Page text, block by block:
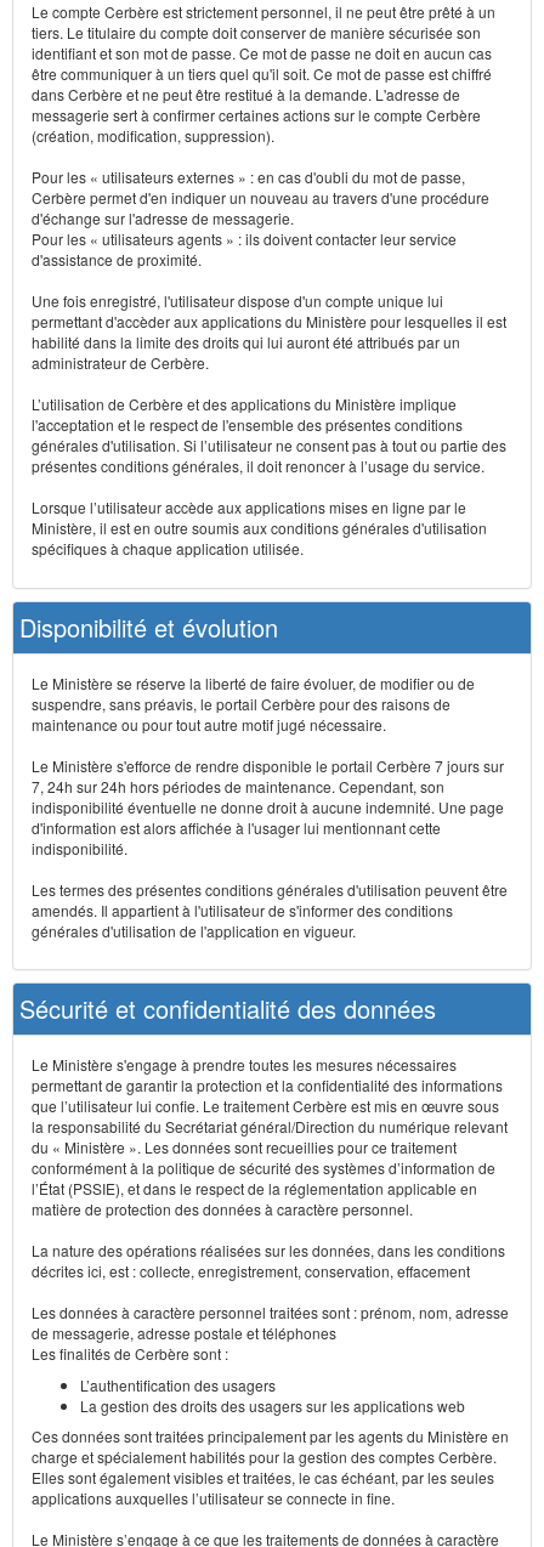
Le compte Cerbère est strictement personnel, il ne peut être prêté à un
tiers. Le titulaire du compte doit conserver de manière sécurisée son
identifiant et son mot de passe. Ce mot de passe ne doit en aucun cas
être communiquer à un tiers quel qu'il soit. Ce mot de passe est chiffré
dans Cerbère et ne peut être restitué à la demande. L'adresse de
messagerie sert à confirmer certaines actions sur le compte Cerbère
(création, modification, suppression).
Pour les « utilisateurs externes » : en cas d'oubli du mot de passe,
Cerbère permet d'en indiquer un nouveau au travers d'une procédure
d'échange sur l'adresse de messagerie.
Pour les « utilisateurs agents » : ils doivent contacter leur service
d'assistance de proximité.
Une fois enregistré, l'utilisateur dispose d'un compte unique lui
permettant d'accèder aux applications du Ministère pour lesquelles il est
habilité dans la limite des droits qui lui auront été attribués par un
administrateur de Cerbère.
L’utilisation de Cerbère et des applications du Ministère implique
l'acceptation et le respect de l'ensemble des présentes conditions
générales d'utilisation. Si l’utilisateur ne consent pas à tout ou partie des
présentes conditions générales, il doit renoncer à l’usage du service.
Lorsque l’utilisateur accède aux applications mises en ligne par le
Ministère, il est en outre soumis aux conditions générales d'utilisation
spécifiques à chaque application utilisée.
Disponibilité et évolution
Le Ministère se réserve la liberté de faire évoluer, de modifier ou de
suspendre, sans préavis, le portail Cerbère pour des raisons de
maintenance ou pour tout autre motif jugé nécessaire.
Le Ministère s'efforce de rendre disponible le portail Cerbère 7 jours sur
7, 24h sur 24h hors périodes de maintenance. Cependant, son
indisponibilité éventuelle ne donne droit à aucune indemnité. Une page
d'information est alors affichée à l'usager lui mentionnant cette
indisponibilité.
Les termes des présentes conditions générales d'utilisation peuvent être
amendés. Il appartient à l'utilisateur de s'informer des conditions
générales d'utilisation de l'application en vigueur.
Sécurité et confidentialité des données
Le Ministère s'engage à prendre toutes les mesures nécessaires
permettant de garantir la protection et la confidentialité des informations
que l’utilisateur lui confie. Le traitement Cerbère est mis en œuvre sous
la responsabilité du Secrétariat général/Direction du numérique relevant
du « Ministère ». Les données sont recueillies pour ce traitement
conformément à la politique de sécurité des systèmes d’information de
l’État (PSSIE), et dans le respect de la réglementation applicable en
matière de protection des données à caractère personnel.
La nature des opérations réalisées sur les données, dans les conditions
décrites ici, est : collecte, enregistrement, conservation, effacement
Les données à caractère personnel traitées sont : prénom, nom, adresse
de messagerie, adresse postale et téléphones
Les finalités de Cerbère sont :
L’authentification des usagers
La gestion des droits des usagers sur les applications web
Ces données sont traitées principalement par les agents du Ministère en
charge et spécialement habilités pour la gestion des comptes Cerbère.
Elles sont également visibles et traitées, le cas échéant, par les seules
applications auxquelles l’utilisateur se connecte in fine.
Le Ministère s’engage à ce que les traitements de données à caractère